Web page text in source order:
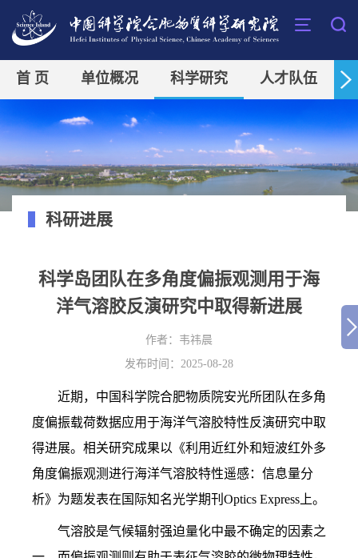
首 页 单位概况 科学研究 人才队伍
科研进展
科学岛团队在多角度偏振观测用于海
洋气溶胶反演研究中取得新进展
作者： 韦祎晨
发布时间：2025-08-28
近期，中国科学院合肥物质院安光所团队在多角
度偏振载荷数据应用于海洋气溶胶特性反演研究中取
得进展。相关研究成果以《利用近红外和短波红外多
角度偏振观测进行海洋气溶胶特性遥感：信息量分
析》为题发表在国际知名光学期刊 Optics Express 上。
气溶胶是气候辐射强迫量化中最不确定的因素之